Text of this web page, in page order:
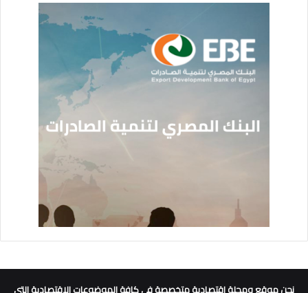
نحن موقع ومجلة اقتصادية متخصصة في كافة الموضوعات الاقتصادية التي